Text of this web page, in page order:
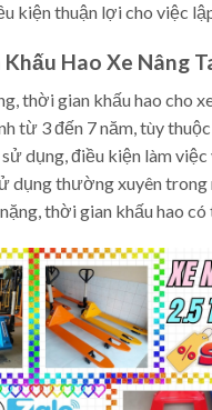
kiện thuận lợi cho việc
Hao Xe Nâng
thời gian khấu hao cho
từ 3 đến 7 năm, tùy
dụng, điều kiện làm việc
dụng thường xuyên
thời gian khấu hao có